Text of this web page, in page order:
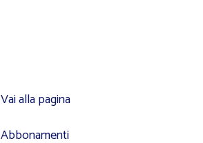
Vai alla pagina
Abbonamenti